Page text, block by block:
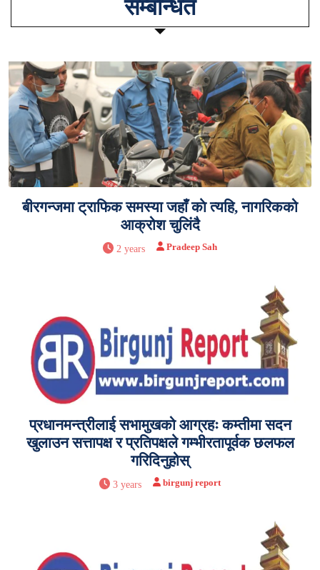
सम्बन्धित
बीरगन्जमा ट्राफिक समस्या जहाँ काे त्यहि, नागरिकको
आक्रोश चुलिंदै
2 years Pradeep Sah
प्रधानमन्त्रीलाई सभामुखको आग्रहः कम्तीमा सदन
खुलाउन सत्तापक्ष र प्रतिपक्षले गम्भीरतापूर्वक छलफल
गरिदिनुहोस्
3 years birgunj report